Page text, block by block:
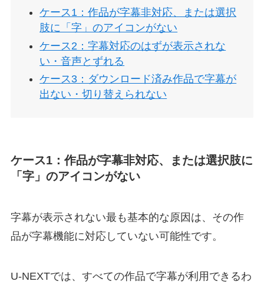
ケース1：作品が字幕非対応、または選択
肢に「字」のアイコンがない
ケース2：字幕対応のはずが表示されな
い・音声とずれる
ケース3：ダウンロード済み作品で字幕が
出ない・切り替えられない
ケース1：作品が字幕非対応、または選択肢に
「字」のアイコンがない
字幕が表示されない最も基本的な原因は、その作
品が字幕機能に対応していない可能性です。
U-NEXTでは、すべての作品で字幕が利用できるわ